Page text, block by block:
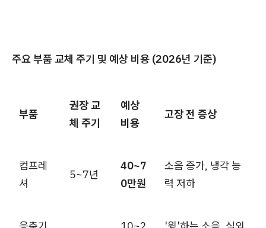
주요 부품 교체 주기 및 예상 비용 (2026년 기준)
부품
권장 교
체 주기
예상
비용
고장 전 증상
컴프레
셔
5~7년
40~7
0만원
소음 증가, 냉각 능
력 저하